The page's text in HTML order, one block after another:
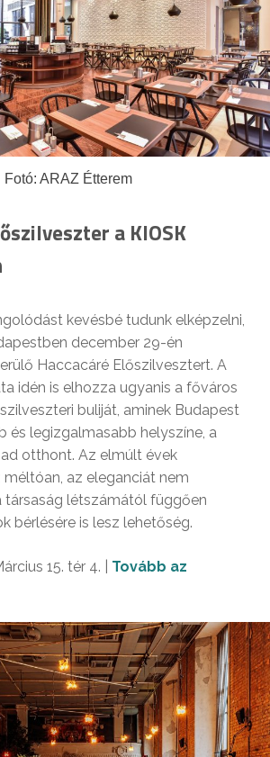
Fotó: ARAZ Étterem
a KIOSK
kevésbé tudunk elképzelni,
december 29-én
Haccacáré Előszilvesztert. A
idén is elhozza ugyanis a főváros
buliját, aminek Budapest
és legizgalmasabb helyszíne, a
otthont. Az elmúlt évek
az eleganciát nem
társaság létszámától függően
bérlésére is lesz lehetőség.
15. tér 4. | Tovább az